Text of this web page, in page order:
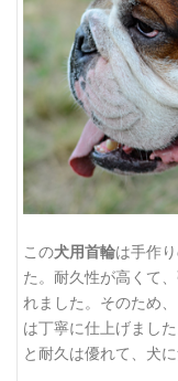
この犬用首輪は手作
た。耐久性が高くて
れました。そのため
は丁寧に仕上げまし
と耐久は優れて、犬